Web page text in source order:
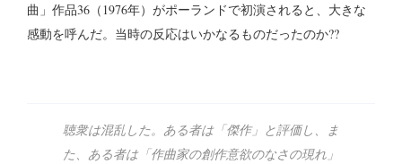
曲」作品36（1976年）がポーランドで初演されると、大きな
感動を呼んだ。当時の反応はいかなるものだったのか??
聴衆は混乱した。ある者は「傑作」と評価し、ま
た、ある者は「作曲家の創作意欲のなさの現れ」